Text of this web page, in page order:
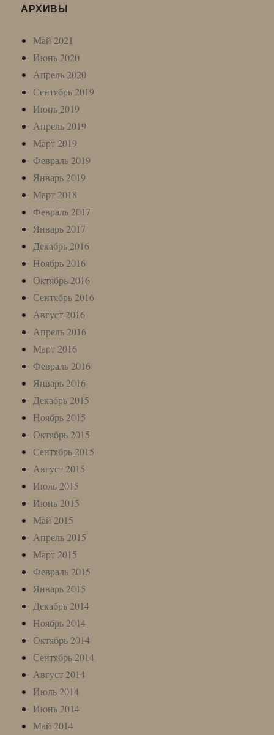
АРХИВЫ
Май 2021
Июнь 2020
Апрель 2020
Сентябрь 2019
Июнь 2019
Апрель 2019
Март 2019
Февраль 2019
Январь 2019
Март 2018
Февраль 2017
Январь 2017
Декабрь 2016
Ноябрь 2016
Октябрь 2016
Сентябрь 2016
Август 2016
Апрель 2016
Март 2016
Февраль 2016
Январь 2016
Декабрь 2015
Ноябрь 2015
Октябрь 2015
Сентябрь 2015
Август 2015
Июль 2015
Июнь 2015
Май 2015
Апрель 2015
Март 2015
Февраль 2015
Январь 2015
Декабрь 2014
Ноябрь 2014
Октябрь 2014
Сентябрь 2014
Август 2014
Июль 2014
Июнь 2014
Май 2014